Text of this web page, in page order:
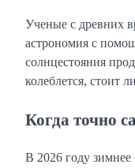
Ученые с древних
астрономия с
солнцестояния
колеблется, стоит
Когда точно
В 2026 году